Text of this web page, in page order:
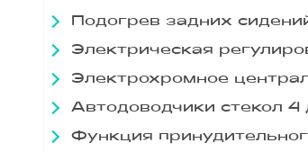
Подогрев задних
Электрическая
Электрохромное
Автодоводчики стекол
Функция